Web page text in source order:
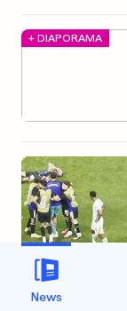
+ DIAPORAMA
News